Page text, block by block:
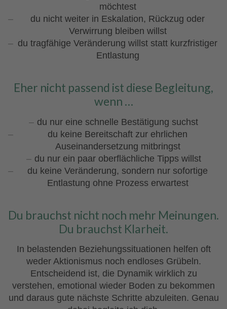
möchtest
du nicht weiter in Eskalation, Rückzug oder
Verwirrung bleiben willst
du tragfähige Veränderung willst statt kurzfristiger
Entlastung
Eher nicht passend ist diese Begleitung,
wenn …
du nur eine schnelle Bestätigung suchst
du keine Bereitschaft zur ehrlichen
Auseinandersetzung mitbringst
du nur ein paar oberflächliche Tipps willst
du keine Veränderung, sondern nur sofortige
Entlastung ohne Prozess erwartest
Du brauchst nicht noch mehr Meinungen.
Du brauchst Klarheit.
In belastenden Beziehungssituationen helfen oft
weder Aktionismus noch endloses Grübeln.
Entscheidend ist, die Dynamik wirklich zu
verstehen, emotional wieder Boden zu bekommen
und daraus gute nächste Schritte abzuleiten. Genau